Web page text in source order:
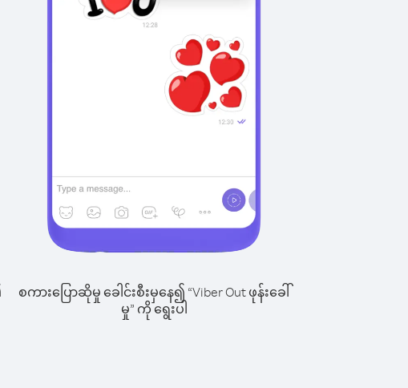
စကားပြောဆိုမှု ခေါင်းစီးမှနေ၍ “Viber Out ဖုန်းခေါ်
မှု” ကို ရွေးပါ